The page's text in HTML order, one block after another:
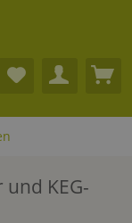
KEG-